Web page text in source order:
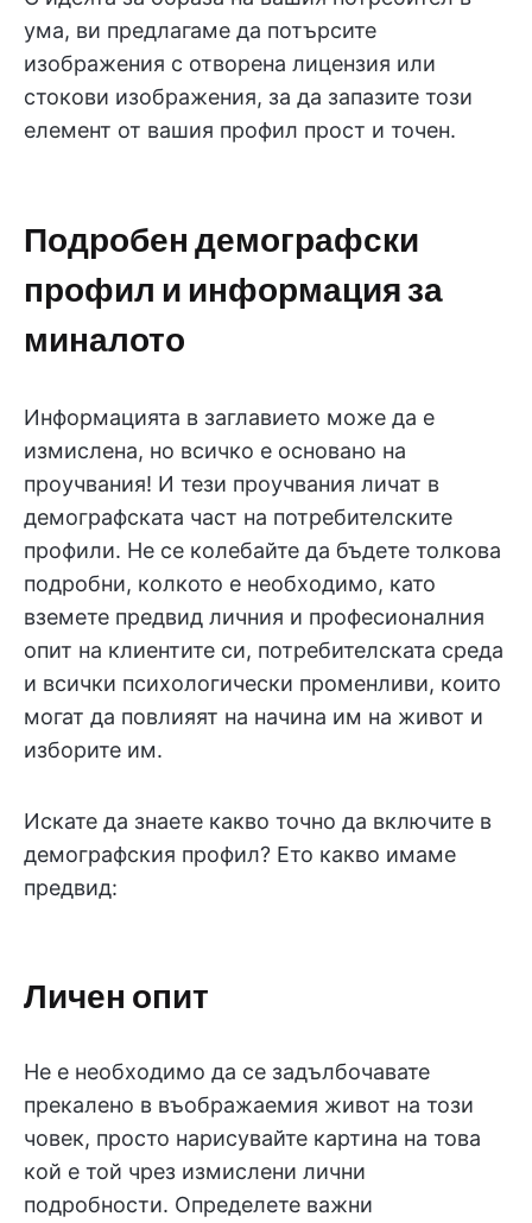
ума, ви предлагаме да потърсите
изображения с отворена лицензия или
стокови изображения, за да запазите този
елемент от вашия профил прост и точен.
Подробен демографски
профил и информация за
миналото
Информацията в заглавието може да е
измислена, но всичко е основано на
проучвания! И тези проучвания личат в
демографската част на потребителските
профили. Не се колебайте да бъдете толкова
подробни, колкото е необходимо, като
вземете предвид личния и професионалния
опит на клиентите си, потребителската среда
и всички психологически променливи, които
могат да повлияят на начина им на живот и
изборите им.
Искате да знаете какво точно да включите в
демографския профил? Ето какво имаме
предвид:
Личен опит
Не е необходимо да се задълбочавате
прекалено в въображаемия живот на този
човек, просто нарисувайте картина на това
кой е той чрез измислени лични
подробности. Определете важни